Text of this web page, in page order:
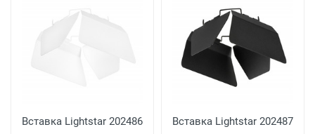
Вставка Lightstar 202486 Вставка Lightstar 202487